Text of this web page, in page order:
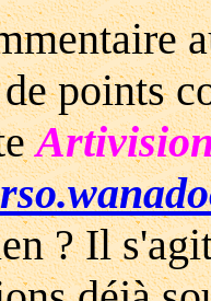
points
? Il